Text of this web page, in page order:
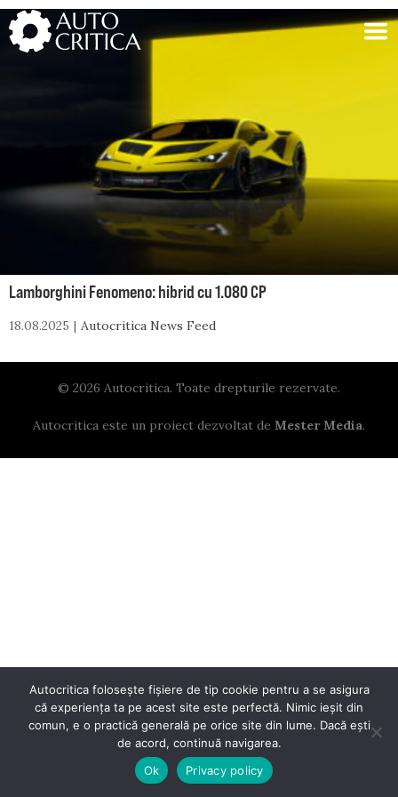
Skip
to
content
Lamborghini Fenomeno: hibrid cu 1.080 CP
18.08.2025 Autocritica News Feed
© 2026 Autocritica. Toate drepturile rezervate.
Autocritica este un proiect dezvoltat de Mester Media.
Autocritica folosește fișiere de tip cookie pentru a se asigura
că experiența ta pe acest site este perfectă. Nimic ieșit din
comun, e o practică generală pe orice site din lume. Dacă ești
de acord, continuă navigarea.
Ok
Privacy policy